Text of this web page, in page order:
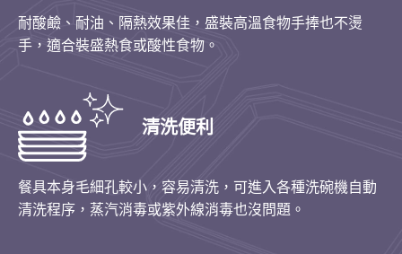
耐酸鹼、耐油、隔熱效果佳，盛裝高溫食物手捧也不燙
手，適合裝盛熱食或酸性食物。
清洗便利
餐具本身毛細孔較小，容易清洗，可進入各種洗碗機自動
清洗程序，蒸汽消毒或紫外線消毒也沒問題。